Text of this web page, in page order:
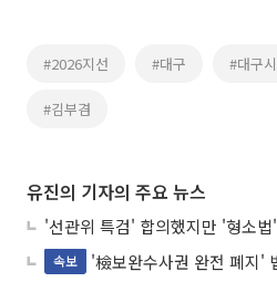
#2026지선 #대구 #대구
#김부겸
유진의 기자의 주요 뉴스
속보
'檢보완수사권 완전 폐지' 법안, 국회